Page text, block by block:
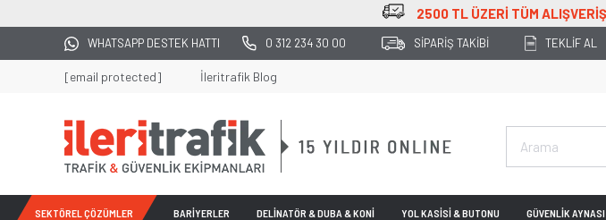
2500 TL ÜZERİ TÜM ALIŞVERİŞLERDE KARGO BEDAVA
WHATSAPP DESTEK HATTI 0 312 234 30 00 SİPARİŞ TAKİBİ TEKLİF AL
[email protected] İleritrafik Blog
SEKTÖREL ÇÖZÜMLER BARİYERLER DELİNATÖR & DUBA & KONİ YOL KASİSİ & BUTONU GÜVENLİK AYNASI